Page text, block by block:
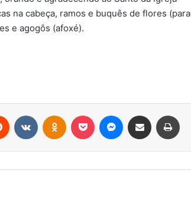
na cabeça, ramos e buquês de flores (para
e agogôs (afoxé).
Reddit Pocket Messenger
Compartilhar via e-mail